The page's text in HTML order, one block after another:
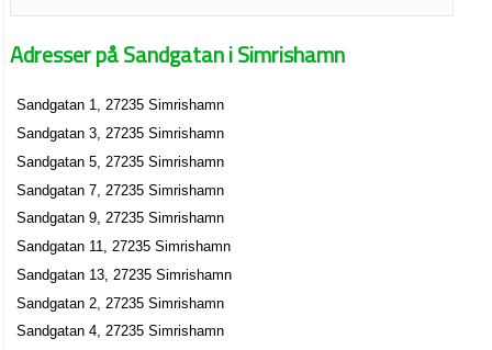
Adresser på Sandgatan i Simrishamn
Sandgatan 1, 27235 Simrishamn
Sandgatan 3, 27235 Simrishamn
Sandgatan 5, 27235 Simrishamn
Sandgatan 7, 27235 Simrishamn
Sandgatan 9, 27235 Simrishamn
Sandgatan 11, 27235 Simrishamn
Sandgatan 13, 27235 Simrishamn
Sandgatan 2, 27235 Simrishamn
Sandgatan 4, 27235 Simrishamn